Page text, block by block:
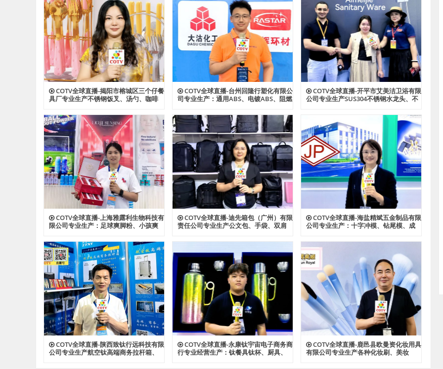
家光临！
工厂，欢迎大家光临！
COTV全球直播-揭阳市榕城区三个仔餐
具厂专业生产不锈钢饭叉、汤勺、咖啡
伴手礼等餐具用品，设计时尚、制造精
良、款式多样，现货供应并承接国内外
订单，欢迎大家光临！
COTV全球直播-台州回隆行塑化有限公
司专业生产：通用ABS、电镀ABS、阻燃
及代理透、改苯GPPS、HIPS系列等创新
型塑料颗粒产品，欢迎大家光临！
COTV全球直播-开平市艾美洁卫浴有限
公司专业生产SUS304不锈钢水龙头、不
房面盆龙头、抽拉水龙头、过滤净水龙
头以及洗脸盆等系列洁具产品、源头工
厂，欢迎大家光临！
COTV全球直播-上海雅露利生物科技有
限公司专业生产：足球爽脚粉、小孩爽
蜂蜜胶原系列眼霜等系列美容健康产
品，源头工厂，欢迎大家光临！
COTV全球直播-迪先箱包（广州）有限
责任公司专业生产公文包、手袋、双肩
资料包等各种款式箱包产品，欢迎大家
COTV全球直播-海盐精斌五金制品有限
公司专业生产：十字冲模、钻尾模、成
处理与表面氮化处理系列产品，设计创
新、匠心制造、款式多样，源头工厂，
欢迎大家光临！
COTV全球直播-陕西致钛行远科技有限
公司专业生产航空钛高端商务拉杆箱、
COTV全球直播-永康钛宇宙电子商务商
行专业经营生产：钛餐具钛杯、厨具、
COTV全球直播-鹿邑县欧曼资化妆用具
有限公司专业生产各种化妆刷、美妆